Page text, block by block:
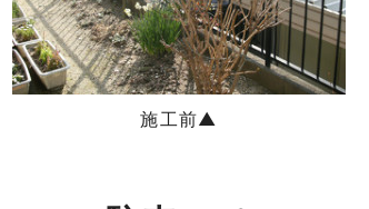
施工前▲